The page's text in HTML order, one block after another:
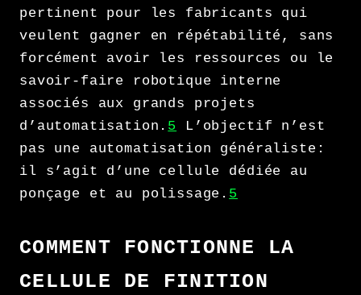
pertinent pour les fabricants qui
veulent gagner en répétabilité, sans
forcément avoir les ressources ou le
savoir-faire robotique interne
associés aux grands projets
d’automatisation. 5
L’objectif n’est
pas une automatisation généraliste:
il s’agit d’une cellule dédiée au
ponçage et au polissage. 5
COMMENT FONCTIONNE LA
CELLULE DE FINITION